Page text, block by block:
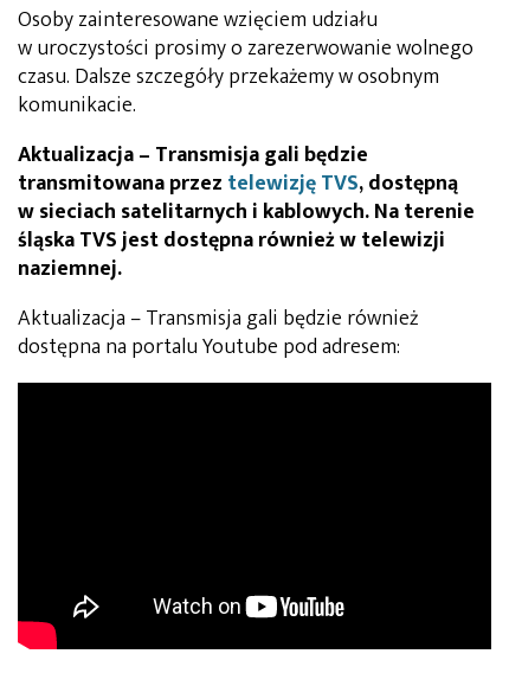
Osoby zainteresowane wzięciem udziału
w uroczystości prosimy o zarezerwowanie wolnego
czasu. Dalsze szczegóły przekażemy w osobnym
komunikacie.
Aktualizacja – Transmisja gali będzie
transmitowana przez telewizję TVS, dostępną
w sieciach satelitarnych i kablowych. Na terenie
śląska TVS jest dostępna również w telewizji
naziemnej.
Aktualizacja – Transmisja gali będzie również
dostępna na portalu Youtube pod adresem: